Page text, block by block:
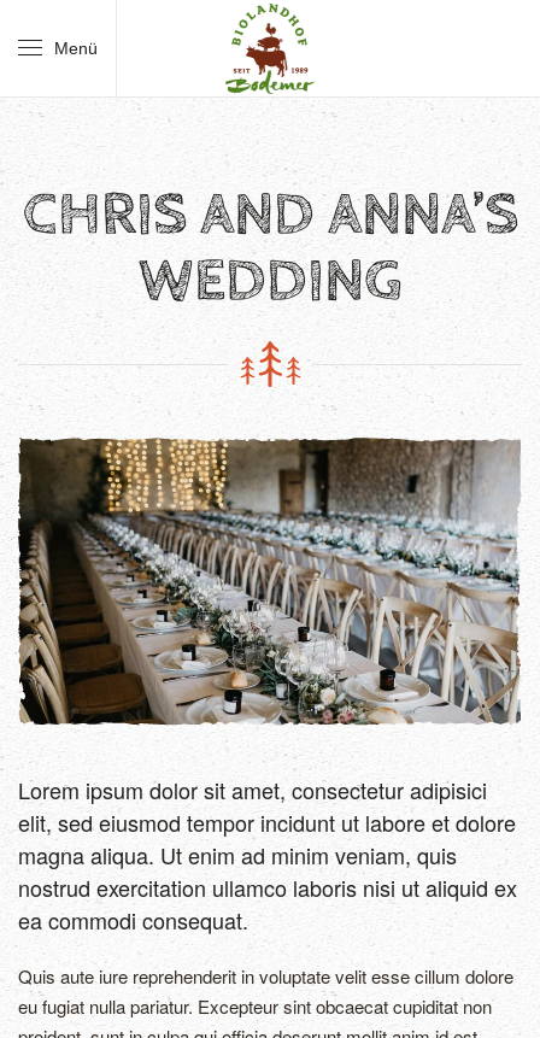
Skip to main content
Menü
CHRIS AND ANNA’S
WEDDING
Lorem ipsum dolor sit amet, consectetur adipisici
elit, sed eiusmod tempor incidunt ut labore et dolore
magna aliqua. Ut enim ad minim veniam, quis
nostrud exercitation ullamco laboris nisi ut aliquid ex
ea commodi consequat.
Quis aute iure reprehenderit in voluptate velit esse cillum dolore
eu fugiat nulla pariatur. Excepteur sint obcaecat cupiditat non